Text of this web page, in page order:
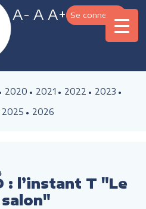
A- A A+ Se connecter
2020 2021 2022
2023
2025 2026
: l’instant T "Le